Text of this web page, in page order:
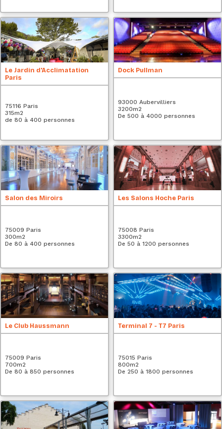
Le Jardin d'Acclimatation
Paris
75116 Paris
315m2
de 80 à 400 personnes
Dock Pullman
93000 Aubervilliers
3200m2
De 500 à 4000 personnes
Salon des Miroirs
75009 Paris
300m2
De 80 à 400 personnes
Les Salons Hoche Paris
75008 Paris
3300m2
De 50 à 1200 personnes
Le Club Haussmann
75009 Paris
700m2
De 80 à 850 personnes
Terminal 7 - T7 Paris
75015 Paris
800m2
De 250 à 1800 personnes